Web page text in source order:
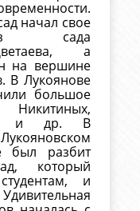
начал свое
из сада
а
на вершине
В Лукоянове
большое
Никитиных,
и др. В
был разбит
который
и